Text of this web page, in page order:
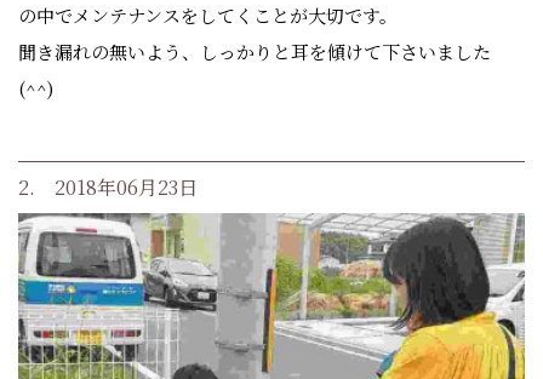
の中でメンテナンスをしてくことが大切です。
聞き漏れの無いよう、しっかりと耳を傾けて下さいました
(^^)
2. 2018年06月23日